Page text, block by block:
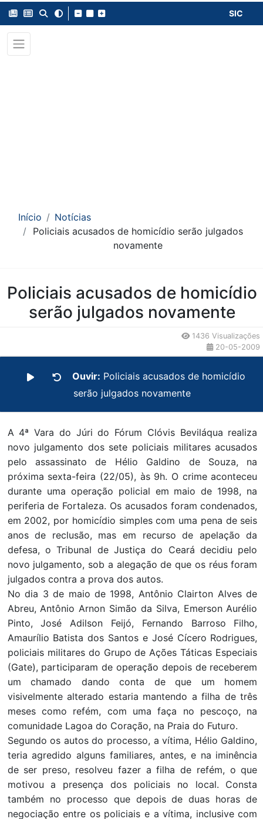
SIC
Início
Notícias
Policiais acusados de homicídio serão julgados
novamente
da Notícia
Policiais acusados de homicídio
serão julgados novamente
1436 Visualizações
20-05-2009
Ouvir: Policiais acusados de homicídio
serão julgados novamente
A 4ª Vara do Júri do Fórum Clóvis Beviláqua realiza
novo julgamento dos sete policiais militares acusados
pelo assassinato de Hélio Galdino de Souza, na
próxima sexta-feira (22/05), às 9h. O crime aconteceu
durante uma operação policial em maio de 1998, na
periferia de Fortaleza. Os acusados foram condenados,
em 2002, por homicídio simples com uma pena de seis
anos de reclusão, mas em recurso de apelação da
defesa, o Tribunal de Justiça do Ceará decidiu pelo
novo julgamento, sob a alegação de que os réus foram
julgados contra a prova dos autos.
No dia 3 de maio de 1998, Antônio Clairton Alves de
Abreu, Antônio Arnon Simão da Silva, Emerson Aurélio
Pinto, José Adilson Feijó, Fernando Barroso Filho,
Amaurílio Batista dos Santos e José Cícero Rodrigues,
policiais militares do Grupo de Ações Táticas Especiais
(Gate), participaram de operação depois de receberem
um chamado dando conta de que um homem
visivelmente alterado estaria mantendo a filha de três
meses como refém, com uma faça no pescoço, na
comunidade Lagoa do Coração, na Praia do Futuro.
Segundo os autos do processo, a vítima, Hélio Galdino,
teria agredido alguns familiares, antes, e na iminência
de ser preso, resolveu fazer a filha de refém, o que
motivou a presença dos policiais no local. Consta
também no processo que depois de duas horas de
negociação entre os policiais e a vítima, inclusive com